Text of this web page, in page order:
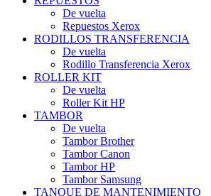
De vuelta
Repuestos Xerox
RODILLOS TRANSFERENCIA
De vuelta
Rodillo Transferencia Xerox
ROLLER KIT
De vuelta
Roller Kit HP
TAMBOR
De vuelta
Tambor Brother
Tambor Canon
Tambor HP
Tambor Samsung
TANQUE DE MANTENIMIENTO